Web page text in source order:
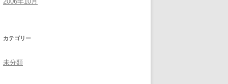
カテゴリー
未分類